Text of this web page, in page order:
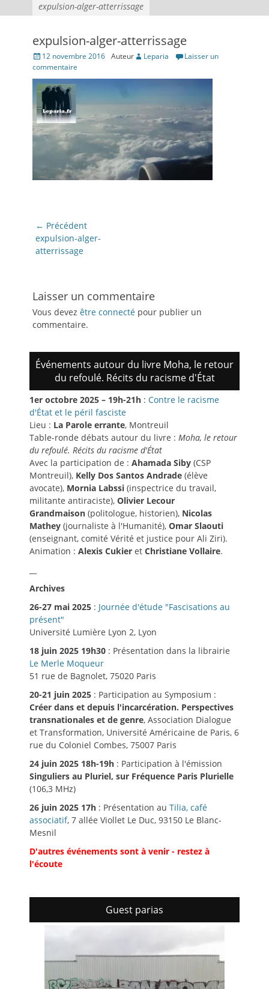
expulsion-alger-atterrissage
expulsion-alger-atterrissage
Posté
le
12 novembre 2016 Auteur Leparia
Laisser un
commentaire
Navigation
de
l’article
← Précédent
Article
précédent:
expulsion-alger-
atterrissage
Laisser un commentaire
Vous devez être connecté pour publier un
commentaire.
Événements autour du livre Moha, le retour
du refoulé. Récits du racisme d'État
1er octobre 2025 – 19h-21h : Contre le racisme
d'État et le péril fasciste
Lieu : La Parole errante, Montreuil
Table-ronde débats autour du livre : Moha, le retour
du refoulé. Récits du racisme d'État
Avec la participation de : Ahamada Siby (CSP
Montreuil), Kelly Dos Santos Andrade (élève
avocate), Mornia Labssi (inspectrice du travail,
militante antiraciste), Olivier Lecour
Grandmaison (politologue, historien), Nicolas
Mathey (journaliste à l'Humanité), Omar Slaouti
(enseignant, comité Vérité et justice pour Ali Ziri).
Animation : Alexis Cukier et Christiane Vollaire.
Archives
26-27 mai 2025 : Journée d'étude "Fascisations au
présent"
Université Lumière Lyon 2, Lyon
18 juin 2025 19h30 : Présentation dans la librairie
Le Merle Moqueur
51 rue de Bagnolet, 75020 Paris
20-21 juin 2025 : Participation au Symposium :
Créer dans et depuis l'incarcération. Perspectives
transnationales et de genre, Association Dialogue
et Transformation, Université Américaine de Paris, 6
rue du Coloniel Combes, 75007 Paris
24 juin 2025 18h-19h : Participation à l'émission
Singuliers au Pluriel, sur Fréquence Paris Plurielle
(106,3 MHz)
26 juin 2025 17h : Présentation au Tilia, café
associatif, 7 allée Viollet Le Duc, 93150 Le Blanc-
Mesnil
D'autres événements sont à venir - restez à
l'écoute
Guest parias